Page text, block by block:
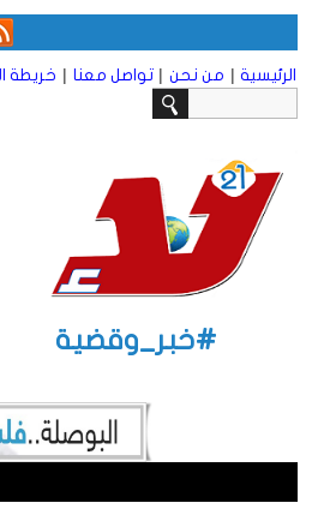
الرئيسية | من نحن | تواصل معنا | خريطة
#خبر_وقضية